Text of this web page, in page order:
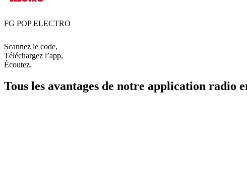
FG POP ELECTRO
Scannez le code,
Téléchargez l’app,
Écoutez.
Tous les avantages de notre application radio